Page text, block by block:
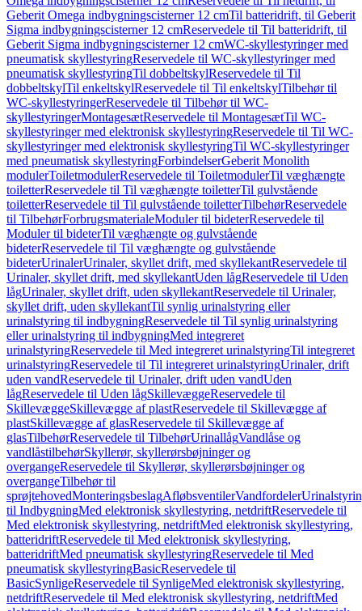
Geberit Omega indbygningscisterner 12 cmTil batteridrift, til Geberit
Sigma indbygningscisterner 12 cmReservedele til Til batteridrift, til
Geberit Sigma indbygningscisterner 12 cmWC-skyllestyringer med
pneumatisk skyllestyringReservedele til WC-skyllestyringer med
pneumatisk skyllestyringTil dobbeltskylReservedele til Til
dobbeltskylTil enkeltskylReservedele til Til enkeltskylTilbehør til
WC-skyllestyringerReservedele til Tilbehør til WC-
skyllestyringerMontagesætReservedele til MontagesætTil WC-
skyllestyringer med elektronisk skyllestyringReservedele til Til WC-
skyllestyringer med elektronisk skyllestyringTil WC-skyllestyringer
med pneumatisk skyllestyringForbindelserGeberit Monolith
modulerToiletmodulerReservedele til ToiletmodulerTil væghængte
toiletterReservedele til Til væghængte toiletterTil gulvstående
toiletterReservedele til Til gulvstående toiletterTilbehørReservedele
til TilbehørForbrugsmaterialeModuler til bideterReservedele til
Moduler til bideterTil væghængte og gulvstående
bideterReservedele til Til væghængte og gulvstående
bideterUrinalerUrinaler, skyllet drift, med skyllekantReservedele til
Urinaler, skyllet drift, med skyllekantUden lågReservedele til Uden
lågUrinaler, skyllet drift, uden skyllekantReservedele til Urinaler,
skyllet drift, uden skyllekantTil synlig urinalstyring eller
urinalstyring til indbygningReservedele til Til synlig urinalstyring
eller urinalstyring til indbygningMed integreret
urinalstyringReservedele til Med integreret urinalstyringTil integreret
urinalstyringReservedele til Til integreret urinalstyringUrinaler, drift
uden vandReservedele til Urinaler, drift uden vandUden
lågReservedele til Uden lågSkillevæggeReservedele til
SkillevæggeSkillevægge af plastReservedele til Skillevægge af
plastSkillevægge af glasReservedele til Skillevægge af
glasTilbehørReservedele til TilbehørUrinallågVandlåse og
vandlåstilbehørSkyllerør, skyllerørsbøjninger og
overgangeReservedele til Skyllerør, skyllerørsbøjninger og
overgangeTilbehør til
sprøjtehovedMonteringsbeslagAfløbsventilerVandfordeler
til IndbygningMed elektronisk skyllestyring, netdriftReservedele til
Med elektronisk skyllestyring, netdriftMed elektronisk skyllestyring,
batteridriftReservedele til Med elektronisk skyllestyring,
batteridriftMed pneumatisk skyllestyringReservedele til Med
pneumatisk skyllestyringBasicReservedele til
BasicSynligeReservedele til SynligeMed elektronisk skyllestyring,
netdriftReservedele til Med elektronisk skyllestyring, netdriftMed